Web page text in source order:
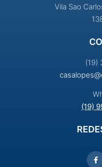
Vila Sao
(19)
(19)